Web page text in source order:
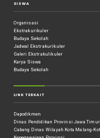
SISWA
Organisasi
Ekstrakurikuler
Budaya Sekolah
Jadwal Ekstrakurikuler
Galeri Ekstrakulikuler
Karya Siswa
Budaya Sekolah
LINK TERKAIT
Dapodikmen
Dinas Pendidikan Provinsi Jawa Timur
Cabang Dinas Wilayah Kota Malang-